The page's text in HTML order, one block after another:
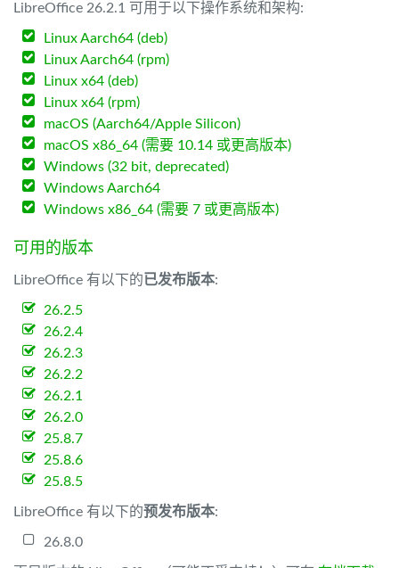
LibreOffice 26.2.1 可用于以下操作系统和架构:
Linux Aarch64 (deb)
Linux Aarch64 (rpm)
Linux x64 (deb)
Linux x64 (rpm)
macOS (Aarch64/Apple Silicon)
macOS x86_64 (需要 10.14 或更高版本)
Windows (32 bit, deprecated)
Windows Aarch64
Windows x86_64 (需要 7 或更高版本)
可用的版本
LibreOffice 有以下的已发布版本:
26.2.5
26.2.4
26.2.3
26.2.2
26.2.1
26.2.0
25.8.7
25.8.6
25.8.5
LibreOffice 有以下的预发布版本:
26.8.0